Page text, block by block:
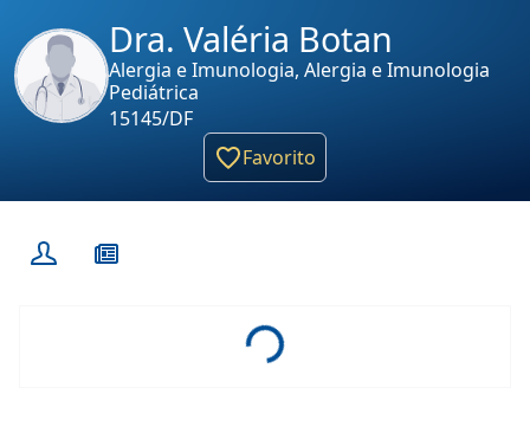
Dra. Valéria Botan
Alergia e Imunologia, Alergia e Imunologia
Pediátrica
15145/DF
Favorito
Loading...